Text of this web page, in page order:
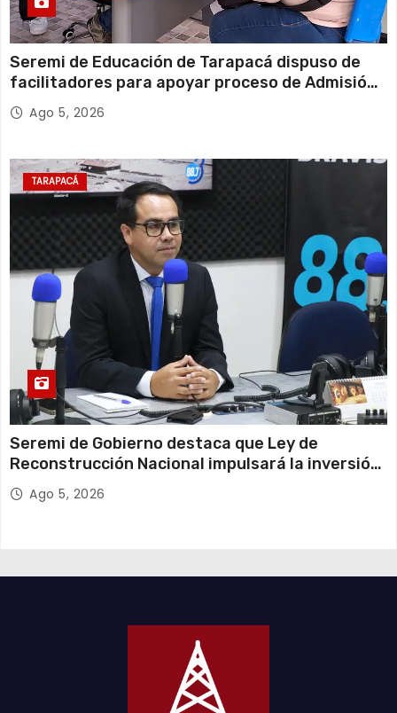
Seremi de Educación de Tarapacá dispuso de
facilitadores para apoyar proceso de Admisión
Escolar 2027
Ago 5, 2026
TARAPACÁ
Seremi de Gobierno destaca que Ley de
Reconstrucción Nacional impulsará la inversión
y el empleo en Tarapacá
Ago 5, 2026